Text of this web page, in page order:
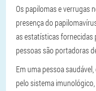
Os papilomas e verrugas
presença do
as estatísticas fornecidas
pessoas são portadoras
Em uma pessoa
pelo sistema